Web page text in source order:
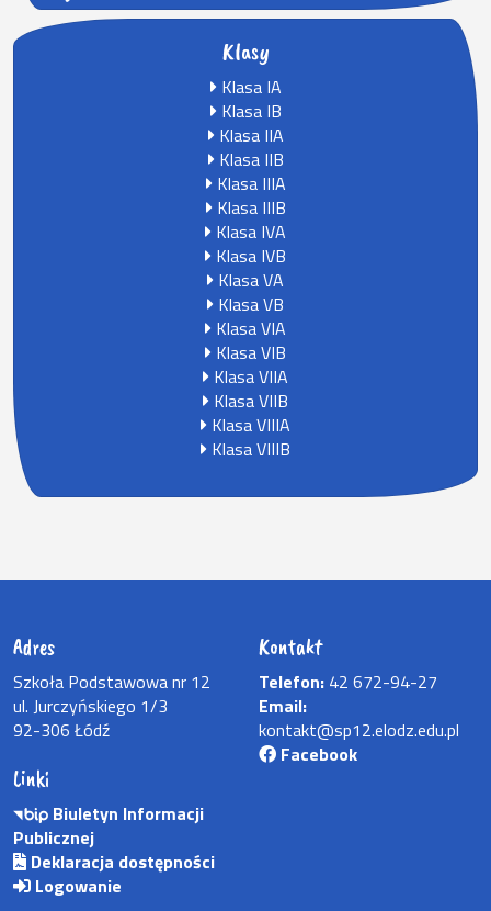
Klasy
Klasa IA
Klasa IB
Klasa IIA
Klasa IIB
Klasa IIIA
Klasa IIIB
Klasa IVA
Klasa IVB
Klasa VA
Klasa VB
Klasa VIA
Klasa VIB
Klasa VIIA
Klasa VIIB
Klasa VIIIA
Klasa VIIIB
Adres
Szkoła Podstawowa nr 12
ul. Jurczyńskiego 1/3
92-306 Łódź
Kontakt
Telefon: 42 672-94-27
Email:
kontakt@sp12.elodz.edu.pl
Facebook
Linki
Biuletyn Informacji
Publicznej
Deklaracja dostępności
Logowanie